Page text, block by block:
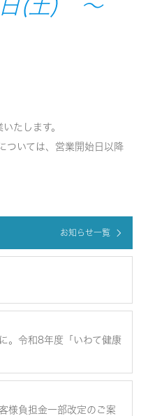
たします。
ついては、営業開始日以降
お知らせ一覧
。令和8年度「いわて健康
様負担金一部改定のご案